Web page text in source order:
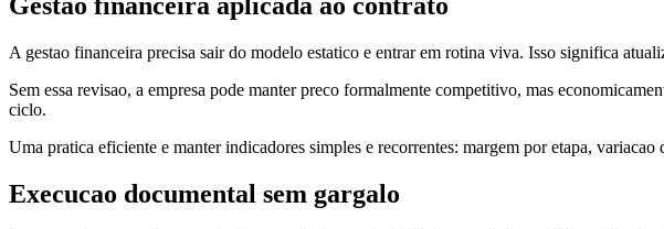
A gestao financeira precisa sair do modelo estatico e entrar em rotina viva. Isso significa
Sem essa revisao, a empresa pode manter preco formalmente competitivo, mas
ciclo.
Uma pratica eficiente e manter indicadores simples e recorrentes: margem por etapa,
Execucao documental sem gargalo